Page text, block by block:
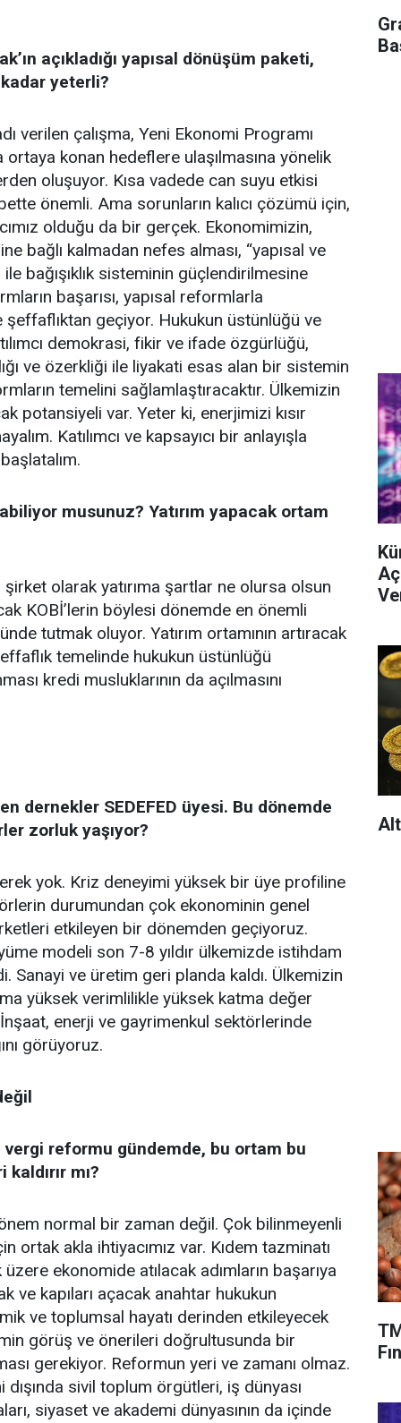
açıkladığı yapısal dönüşüm paketi,
yeterli?
verilen çalışma, Yeni Ekonomi Programı
ortaya konan hedeflere ulaşılmasına yönelik
oluşuyor. Kısa vadede can suyu etkisi
önemli. Ama sorunların kalıcı çözümü için,
olduğu da bir gerçek. Ekonomimizin,
bağlı kalmadan nefes alması, “yapısal ve
bağışıklık sisteminin güçlendirilmesine
başarısı, yapısal reformlarla
geçiyor. Hukukun üstünlüğü ve
demokrasi, fikir ve ifade özgürlüğü,
ve özerkliği ile liyakati esas alan bir sistemin
temelini sağlamlaştıracaktır. Ülkemizin
potansiyeli var. Yeter ki, enerjimizi kısır
Katılımcı ve kapsayıcı bir anlayışla
musunuz? Yatırım yapacak ortam
olarak yatırıma şartlar ne olursa olsun
KOBİ’lerin böylesi dönemde en önemli
tutmak oluyor. Yatırım ortamının artıracak
temelinde hukukun üstünlüğü
kredi musluklarının da açılmasını
dernekler SEDEFED üyesi. Bu dönemde
zorluk yaşıyor?
yok. Kriz deneyimi yüksek bir üye profiline
durumundan çok ekonominin genel
etkileyen bir dönemden geçiyoruz.
modeli son 7-8 yıldır ülkemizde istihdam
Sanayi ve üretim geri planda kaldı. Ülkemizin
yüksek verimlilikle yüksek katma değer
enerji ve gayrimenkul sektörlerinde
görüyoruz.
vergi reformu gündemde, bu ortam bu
mı?
normal bir zaman değil. Çok bilinmeyenli
ortak akla ihtiyacımız var. Kıdem tazminatı
ekonomide atılacak adımların başarıya
ve kapıları açacak anahtar hukukun
ve toplumsal hayatı derinden etkileyecek
görüş ve önerileri doğrultusunda bir
gerekiyor. Reformun yeri ve zamanı olmaz.
sivil toplum örgütleri, iş dünyası
siyaset ve akademi dünyasının da içinde